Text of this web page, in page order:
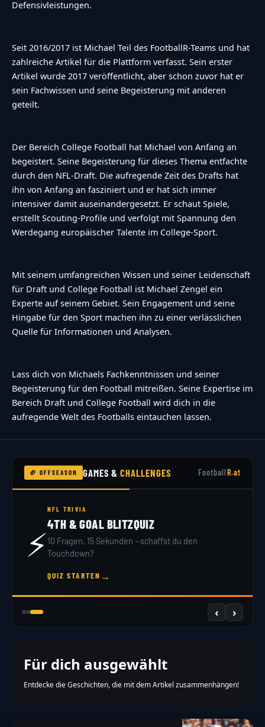
Defensivleistungen.
Seit 2016/2017 ist Michael Teil des FootballR-Teams und hat
zahlreiche Artikel für die Plattform verfasst. Sein erster
Artikel wurde 2017 veröffentlicht, aber schon zuvor hat er
sein Fachwissen und seine Begeisterung mit anderen
geteilt.
Der Bereich College Football hat Michael von Anfang an
begeistert. Seine Begeisterung für dieses Thema entfachte
durch den NFL-Draft. Die aufregende Zeit des Drafts hat
ihn von Anfang an fasziniert und er hat sich immer
intensiver damit auseinandergesetzt. Er schaut Spiele,
erstellt Scouting-Profile und verfolgt mit Spannung den
Werdegang europäischer Talente im College-Sport.
Mit seinem umfangreichen Wissen und seiner Leidenschaft
für Draft und College Football ist Michael Zengel ein
Experte auf seinem Gebiet. Sein Engagement und seine
Hingabe für den Sport machen ihn zu einer verlässlichen
Quelle für Informationen und Analysen.
Lass dich von Michaels Fachkenntnissen und seiner
Begeisterung für den Football mitreißen. Seine Expertise im
Bereich Draft und College Football wird dich in die
aufregende Welt des Footballs eintauchen lassen.
🏈 OFFSEASON GAMES &CHALLENGES FootballR.at
⚡
NFL TRIVIA
4TH & GOAL BLITZQUIZ
10 Fragen, 15 Sekunden – schaffst du den
Touchdown?
QUIZ STARTEN →
‹ ›
Für dich ausgewählt
Entdecke die Geschichten, die mit dem Artikel zusammenhängen!